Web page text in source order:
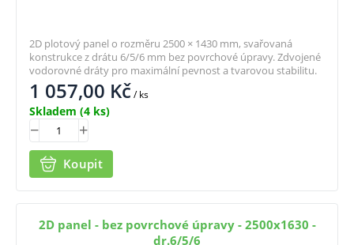
1 057,00 Kč/ ks
Skladem (4 ks)
Koupit
2D plotový panel o rozměru 2500 × 1430 mm, svařovaná
konstrukce z drátu 6/5/6 mm bez povrchové úpravy. Zdvojené
vodorovné dráty pro maximální pevnost a tvarovou stabilitu.
2D panel - bez povrchové úpravy - 2500x1630 -
dr.6/5/6